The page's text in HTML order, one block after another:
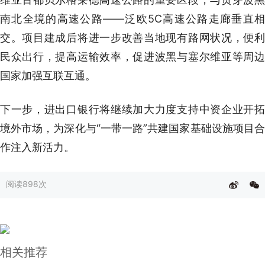
南北全境的高速公路——泛欧5C高速公路走廊垂直相
交。项目建成后将进一步改善当地现有路网状况，便利
民众出行，提高运输效率，促进波黑与塞尔维亚等周边
国家加强互联互通。
下一步，进出口银行将继续加大力度支持中资企业开拓
境外市场，为深化与“一带一路”共建国家基础设施项目合
作注入新活力。
阅读898次
相关推荐